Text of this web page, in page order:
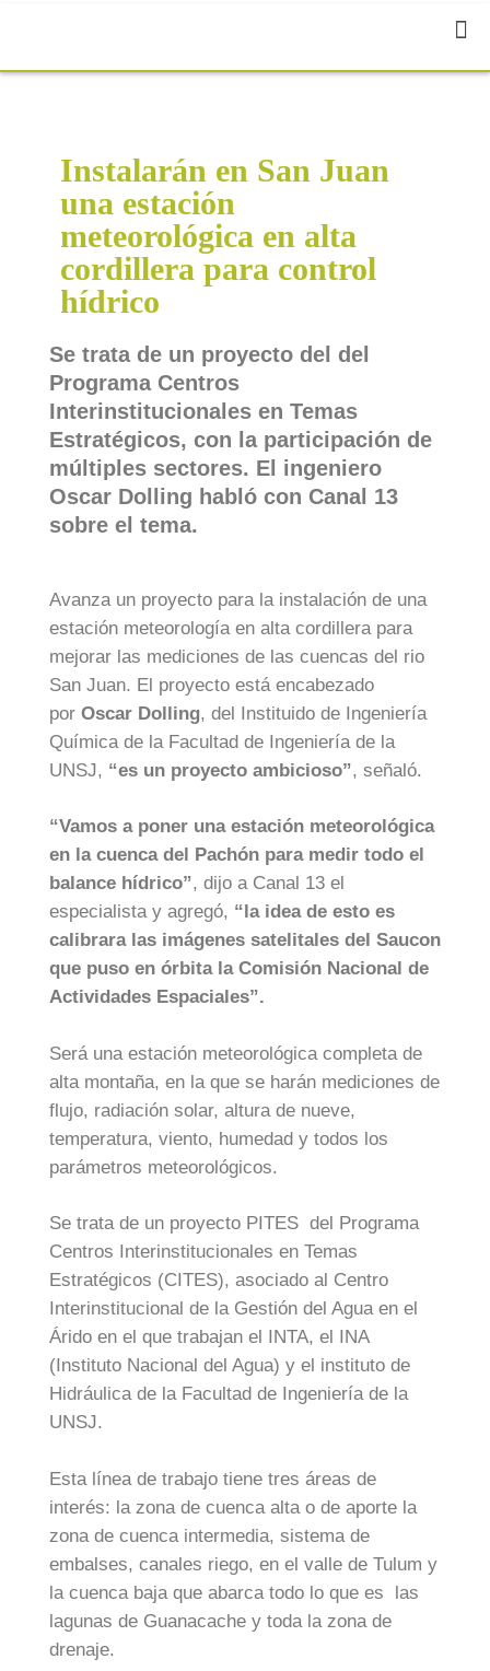
Instalarán en San Juan
una estación
meteorológica en alta
cordillera para control
hídrico
Se trata de un proyecto del del
Programa Centros
Interinstitucionales en Temas
Estratégicos, con la participación de
múltiples sectores. El ingeniero
Oscar Dolling habló con Canal 13
sobre el tema.
Avanza un proyecto para la instalación de una
estación meteorología en alta cordillera para
mejorar las mediciones de las cuencas del rio
San Juan. El proyecto está encabezado
por Oscar Dolling, del Instituido de Ingeniería
Química de la Facultad de Ingeniería de la
UNSJ, “es un proyecto ambicioso”, señaló.
“Vamos a poner una estación meteorológica
en la cuenca del Pachón para medir todo el
balance hídrico”, dijo a Canal 13 el
especialista y agregó, “la idea de esto es
calibrara las imágenes satelitales del Saucon
que puso en órbita la Comisión Nacional de
Actividades Espaciales”.
Será una estación meteorológica completa de
alta montaña, en la que se harán mediciones de
flujo, radiación solar, altura de nueve,
temperatura, viento, humedad y todos los
parámetros meteorológicos.
Se trata de un proyecto PITES del Programa
Centros Interinstitucionales en Temas
Estratégicos (CITES), asociado al Centro
Interinstitucional de la Gestión del Agua en el
Árido en el que trabajan el INTA, el INA
(Instituto Nacional del Agua) y el instituto de
Hidráulica de la Facultad de Ingeniería de la
UNSJ.
Esta línea de trabajo tiene tres áreas de
interés: la zona de cuenca alta o de aporte la
zona de cuenca intermedia, sistema de
embalses, canales riego, en el valle de Tulum y
la cuenca baja que abarca todo lo que es las
lagunas de Guanacache y toda la zona de
drenaje.